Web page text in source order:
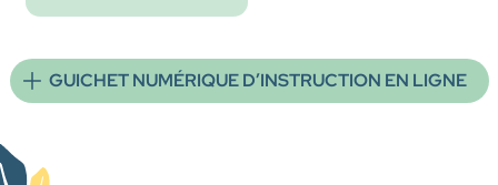
GUICHET NUMÉRIQUE D’INSTRUCTION EN LIGNE
GéoMas, carte interactive
Plan Local d’Urbanisme des communes